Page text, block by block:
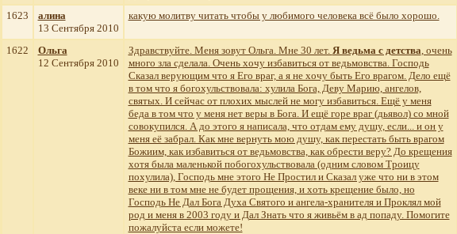
1623
алина
13 Сентября 2010
какую молитву читать чтобы у любимого человека всё было хорошо.
1622
Ольга
12 Сентября 2010
Здравствуйте. Меня зовут Ольга. Мне 30 лет. Я ведьма с детства , очень
много зла сделала. Очень хочу избавиться от ведьмовства. Господь
Сказал верующим что я Его враг, а я не хочу быть Его врагом. Дело ещё
в том что я богохульствовала: хулила Бога, Деву Марию, ангелов,
святых. И сейчас от плохих мыслей не могу избавиться. Ещё у меня
беда в том что у меня нет веры в Бога. И ещё горе враг (дьявол) со мной
совокупился. А до этого я написала, что отдам ему душу, если... и он у
меня её забрал. Как мне вернуть мою душу, как перестать быть врагом
Божиим, как избавиться от ведьмовства, как обрести веру? До крещения
хотя была маленькой побогохульствовала (одним словом Троицу
похулила), Господь мне этого Не Простил и Сказал уже что ни в этом
веке ни в том мне не будет прощения, и хоть крещение было, но
Господь Не Дал Бога Духа Святого и ангела-хранителя и Проклял мой
род и меня в 2003 году и Дал Знать что я живьём в ад попаду. Помогите
пожалуйста если можете!